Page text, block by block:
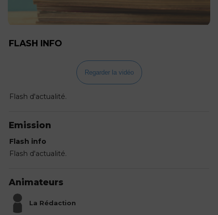
FLASH INFO
Regarder la vidéo
Flash d'actualité.
Emission
Flash info
Flash d'actualité.
Animateurs
La Rédaction